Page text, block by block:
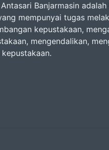
Banjarmasin adalah
mempunyai tugas
kepustakaan,
mengendalikan,